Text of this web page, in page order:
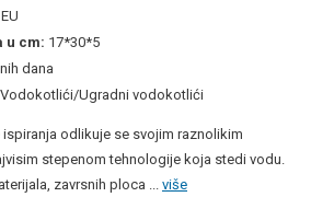
EU
u cm: 17*30*5
dana
Ugradni vodokotlići
odlikuje se svojim raznolikim
stepenom tehnologije koja stedi vodu.
zavrsnih ploca ... više